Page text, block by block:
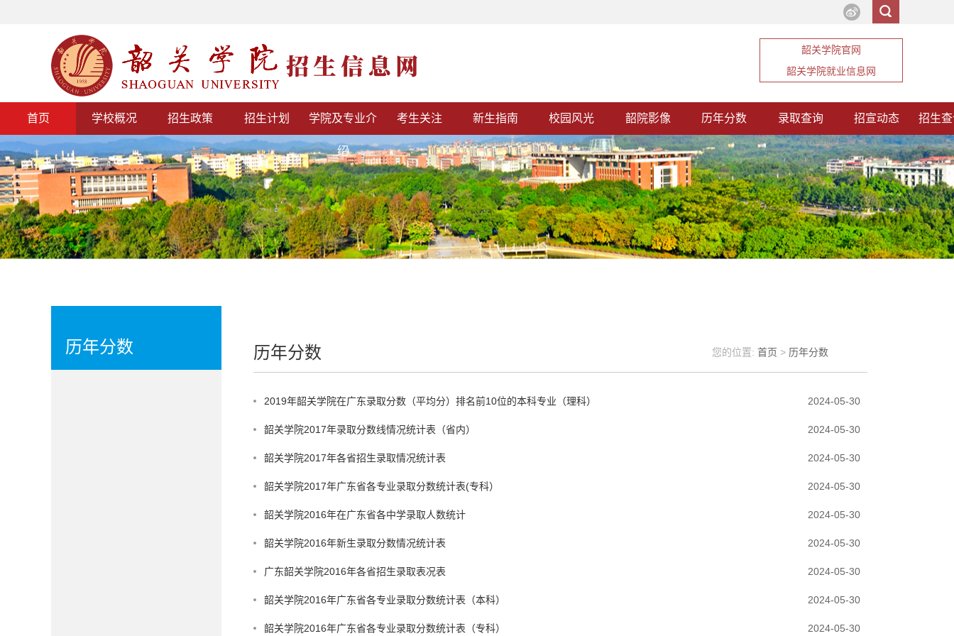
韶关学院官网
韶关学院就业信息网
首页 学校概况 招生政策 招生计划 学院及专业介
绍
考生关注 新生指南 校园风光 韶院影像 历年分数 录取查询 招宣动态 招生
历年分数 历年分数 您的位置: 首页 > 历年分数
2024-05-30
2019年韶关学院在广东录取分数（平均分）排名前10位的本科专业（理科）
2024-05-30
韶关学院2017年录取分数线情况统计表（省内）
2024-05-30
韶关学院2017年各省招生录取情况统计表
2024-05-30
韶关学院2017年广东省各专业录取分数统计表(专科）
2024-05-30
韶关学院2016年在广东省各中学录取人数统计
2024-05-30
韶关学院2016年新生录取分数情况统计表
2024-05-30
广东韶关学院2016年各省招生录取表况表
2024-05-30
韶关学院2016年广东省各专业录取分数统计表（本科）
2024-05-30
韶关学院2016年广东省各专业录取分数统计表（专科）